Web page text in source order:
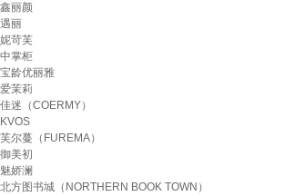
鑫丽颜
遇丽
妮苛芙
中掌柜
宝龄优丽雅
爱茉莉
佳迷（COERMY）
KVOS
芙尔蔓（FUREMA）
御美初
魅娇澜
北方图书城（NORTHERN BOOK TOWN）